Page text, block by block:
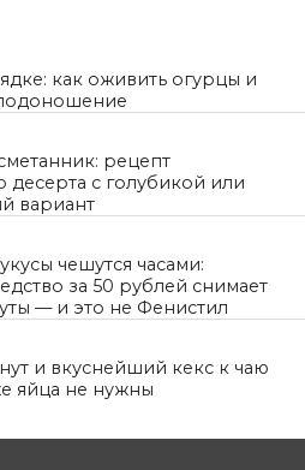
как оживить огурцы и
рецепт
с голубикой или
вариант
чешутся часами:
за 50 рублей снимает
— и это не Фенистил
и вкуснейший кекс к чаю
яйца не нужны